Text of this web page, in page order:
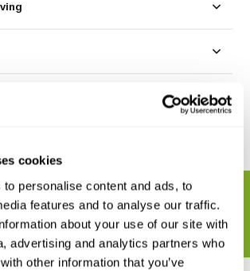
cookies
personalise content and ads, to
features and to analyse our traffic.
about your use of our site with
advertising and analytics partners who
other information that you’ve
compleet